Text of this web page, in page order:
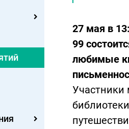
27 мая в
99
любимые
Участники